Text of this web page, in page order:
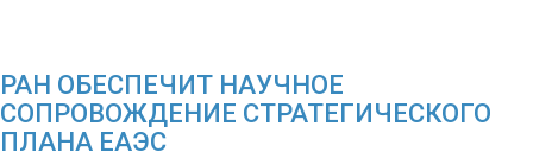
РАН ОБЕСПЕЧИТ НАУЧНОЕ
СОПРОВОЖДЕНИЕ СТРАТЕГИЧЕСКОГО
ПЛАНА ЕАЭС